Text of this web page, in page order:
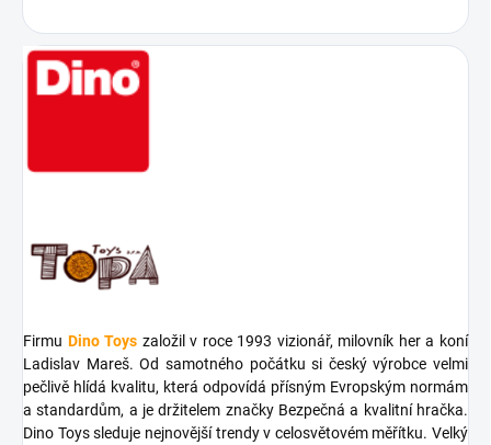
Firmu Dino Toys založil v roce 1993 vizionář, milovník her a koní
Ladislav Mareš. Od samotného počátku si český výrobce velmi
pečlivě hlídá kvalitu, která odpovídá přísným Evropským normám
a standardům, a je držitelem značky Bezpečná a kvalitní hračka.
Dino Toys sleduje nejnovější trendy v celosvětovém měřítku. Velký